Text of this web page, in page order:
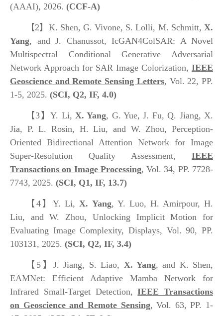
(AAAI), 2026. (CCF-A)
【2】 K. Shen, G. Vivone, S. Lolli, M. Schmitt,X.
Yang, and J. Chanussot, IcGAN4ColSAR: A Novel
Multispectral Conditional Generative Adversarial
Network Approach for SAR Image Colorization, IEEE
Geoscience and Remote Sensing Letters, Vol. 22, PP.
1-5, 2025. (SCI, Q2, IF, 4.0)
【3】Y. Li, X. Yang, G. Yue, J. Fu, Q. Jiang, X.
Jia, P. L. Rosin, H. Liu, and W. Zhou, Perception-
Oriented Bidirectional Attention Network for Image
Super-Resolution Quality Assessment, IEEE
Transactions on Image Processing, Vol. 34, PP. 7728-
7743, 2025. (SCI, Q1, IF, 13.7)
【4】Y. Li,X. Yang, Y. Luo, H. Amirpour, H.
Liu, and W. Zhou, Unlocking Implicit Motion for
Evaluating Image Complexity, Displays, Vol. 90, PP.
103131, 2025. (SCI, Q2, IF, 3.4)
【5】J. Jiang, S. Liao, X. Yang, and K. Shen,
EAMNet: Efficient Adaptive Mamba Network for
Infrared Small-Target Detection,IEEE Transactions
on Geoscience and Remote Sensing, Vol. 63, PP. 1-